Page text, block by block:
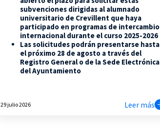
subvenciones dirigidas al alumnado
universitario de Crevillent que haya
participado en programas de intercambio
internacional durante el curso 2025-2026
Las solicitudes podrán presentarse hasta
el próximo 28 de agosto a través del
Registro General o de la Sede Electrónica
del Ayuntamiento
29 julio 2026 Leer más